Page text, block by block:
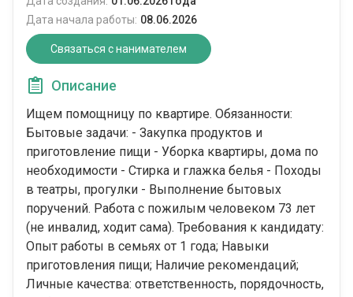
Дата начала работы: 08.06.2026
Связаться с нанимателем
Описание
Ищем помощницу по квартире. Обязанности:
Бытовые задачи: - Закупка продуктов и
приготовление пищи - Уборка квартиры, дома по
необходимости - Стирка и глажка белья - Походы
в театры, прогулки - Выполнение бытовых
поручений. Работа с пожилым человеком 73 лет
(не инвалид, ходит сама). Требования к кандидату:
Опыт работы в семьях от 1 года; Навыки
приготовления пищи; Наличие рекомендаций;
Личные качества: ответственность, порядочность,